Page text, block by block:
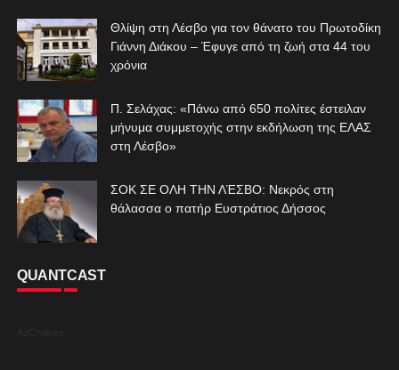
Θλίψη στη Λέσβο για τον θάνατο του Πρωτοδίκη
Γιάννη Διάκου – Έφυγε από τη ζωή στα 44 του
χρόνια
Π. Σελάχας: «Πάνω από 650 πολίτες έστειλαν
μήνυμα συμμετοχής στην εκδήλωση της ΕΛΑΣ
στη Λέσβο»
ΣΟΚ ΣΕ ΟΛΗ ΤΗΝ ΛΈΣΒΟ: Νεκρός στη
θάλασσα ο πατήρ Ευστράτιος Δήσσος
QUANTCAST